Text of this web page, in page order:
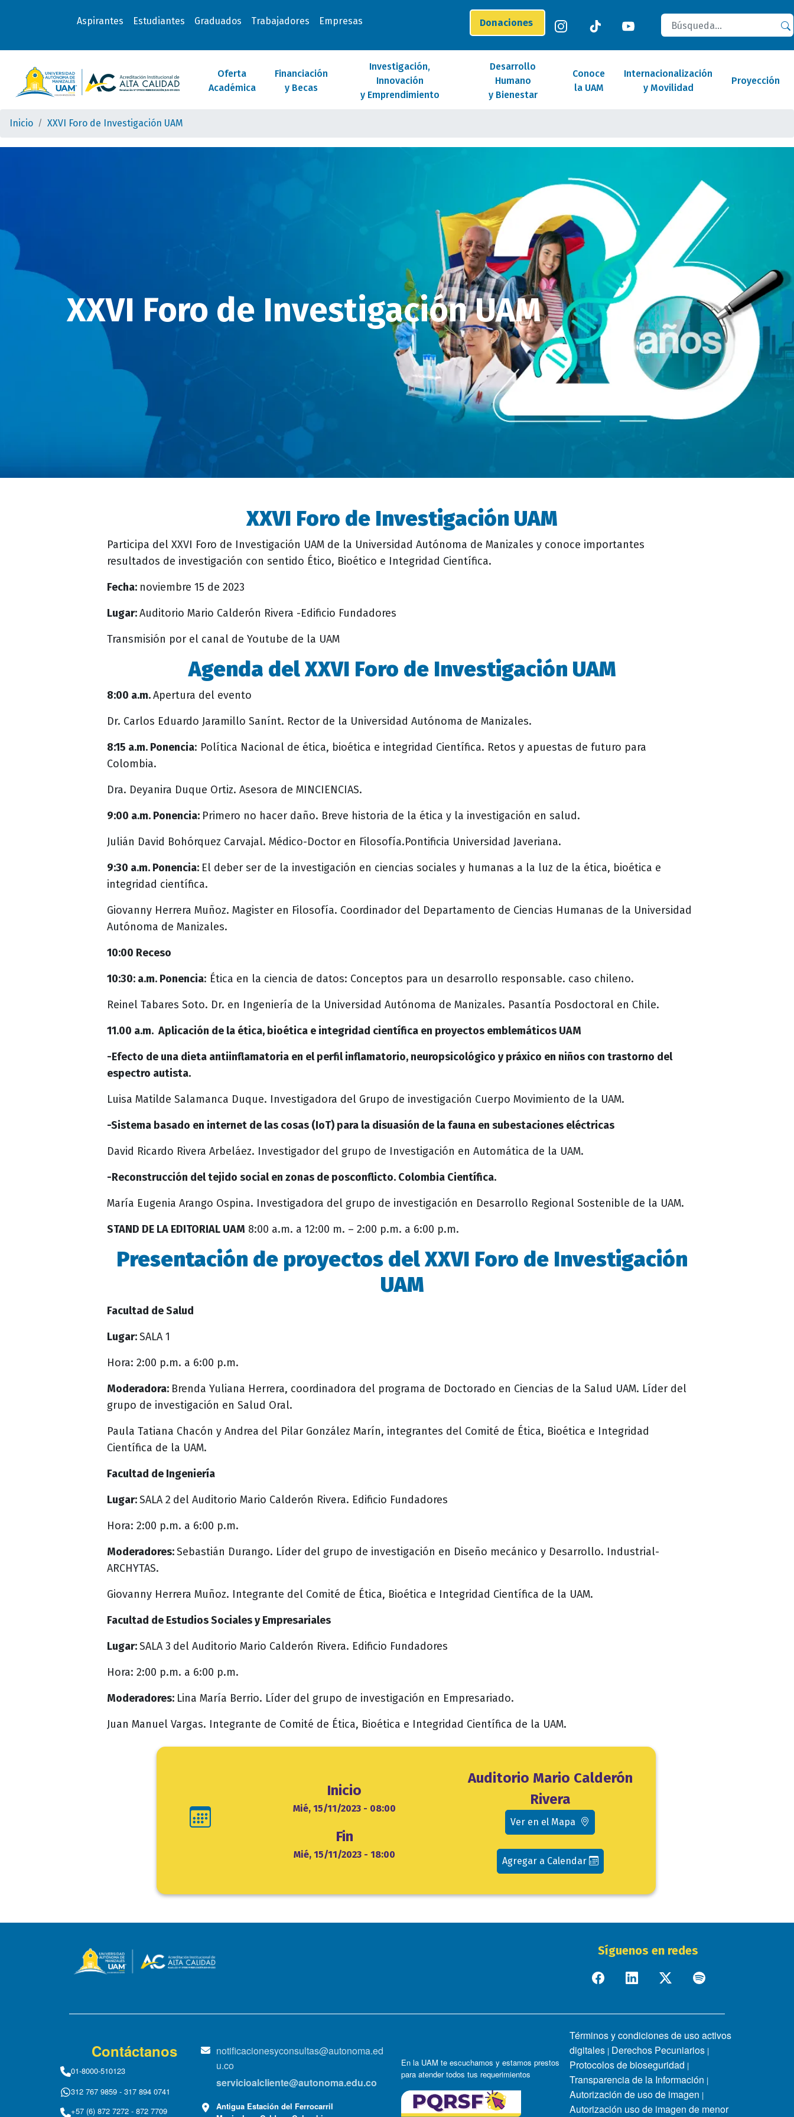
Aspirantes Estudiantes Graduados Trabajadores Empresas Donaciones
Buscar
Oferta
Académica
Financiación
y Becas
Investigación,
Innovación
y Emprendimiento
Desarrollo
Humano
y Bienestar
Conoce
la UAM
Internacionalización
y Movilidad
Proyección
Inicio XXVI Foro de Investigación UAM
XXVI Foro de Investigación UAM
XXVI Foro de Investigación UAM
Participa del XXVI Foro de Investigación UAM de la Universidad Autónoma de Manizales y conoce importantes
resultados de investigación con sentido Ético, Bioético e Integridad Científica.
Fecha: noviembre 15 de 2023
Lugar:Auditorio Mario Calderón Rivera -Edificio Fundadores
Transmisión por el canal de Youtube de la UAM
Agenda del XXVI Foro de Investigación UAM
8:00 a.m.Apertura del evento
Dr. Carlos Eduardo Jaramillo Sanínt. Rector de la Universidad Autónoma de Manizales.
8:15 a.m. Ponencia: Política Nacional de ética, bioética e integridad Científica. Retos y apuestas de futuro para
Colombia.
Dra. Deyanira Duque Ortiz. Asesora de MINCIENCIAS.
9:00 a.m. Ponencia: Primero no hacer daño. Breve historia de la ética y la investigación en salud.
Julián David Bohórquez Carvajal. Médico-Doctor en Filosofía.Pontificia Universidad Javeriana.
9:30 a.m. Ponencia: El deber ser de la investigación en ciencias sociales y humanas a la luz de la ética, bioética e
integridad científica.
Giovanny Herrera Muñoz. Magister en Filosofía. Coordinador del Departamento de Ciencias Humanas de la Universidad
Autónoma de Manizales.
10:00 Receso
10:30: a.m. Ponencia: Ética en la ciencia de datos: Conceptos para un desarrollo responsable. caso chileno.
Reinel Tabares Soto. Dr. en Ingeniería de la Universidad Autónoma de Manizales. Pasantía Posdoctoral en Chile.
11.00 a.m. Aplicación de la ética, bioética e integridad científica en proyectos emblemáticos UAM
-Efecto de una dieta antiinflamatoria en el perfil inflamatorio, neuropsicológico y práxico en niños con trastorno del
espectro autista.
Luisa Matilde Salamanca Duque. Investigadora del Grupo de investigación Cuerpo Movimiento de la UAM.
-Sistema basado en internet de las cosas (IoT) para la disuasión de la fauna en subestaciones eléctricas
David Ricardo Rivera Arbeláez. Investigador del grupo de Investigación en Automática de la UAM.
-Reconstrucción del tejido social en zonas de posconflicto. Colombia Científica.
María Eugenia Arango Ospina. Investigadora del grupo de investigación en Desarrollo Regional Sostenible de la UAM.
STAND DE LA EDITORIAL UAM 8:00 a.m. a 12:00 m. – 2:00 p.m. a 6:00 p.m.
Presentación de proyectos del XXVI Foro de Investigación
UAM
Facultad de Salud
Lugar:SALA 1
Hora: 2:00 p.m. a 6:00 p.m.
Moderadora: Brenda Yuliana Herrera, coordinadora del programa de Doctorado en Ciencias de la Salud UAM. Líder del
grupo de investigación en Salud Oral.
Paula Tatiana Chacón y Andrea del Pilar González Marín, integrantes del Comité de Ética, Bioética e Integridad
Científica de la UAM.
Facultad de Ingeniería
Lugar:SALA 2 del Auditorio Mario Calderón Rivera. Edificio Fundadores
Hora: 2:00 p.m. a 6:00 p.m.
Moderadores:Sebastián Durango. Líder del grupo de investigación en Diseño mecánico y Desarrollo. Industrial-
ARCHYTAS.
Giovanny Herrera Muñoz. Integrante del Comité de Ética, Bioética e Integridad Científica de la UAM.
Facultad de Estudios Sociales y Empresariales
Lugar:SALA 3 del Auditorio Mario Calderón Rivera. Edificio Fundadores
Hora: 2:00 p.m. a 6:00 p.m.
Moderadores: Lina María Berrio. Líder del grupo de investigación en Empresariado.
Juan Manuel Vargas. Integrante de Comité de Ética, Bioética e Integridad Científica de la UAM.
Inicio
Mié, 15/11/2023 - 08:00
Fin
Mié, 15/11/2023 - 18:00
Ubicación
Auditorio Mario Calderón
Rivera
Ver en el Mapa
Agregar a Calendar
Síguenos en redes
Contáctanos
01-8000-510123
312 767 9859 - 317 894 0741
+57 (6) 872 7272 - 872 7709
notificacionesyconsultas@autonoma.ed
u.co
servicioalcliente@autonoma.edu.co
Antigua Estación del Ferrocarril
En la UAM te escuchamos y estamos prestos
para atender todos tus requerimientos
Términos y condiciones de uso activos
digitales | Derechos Pecuniarios |
Protocolos de bioseguridad |
Transparencia de la Información |
Autorización de uso de imagen |
Autorización uso de imagen de menor